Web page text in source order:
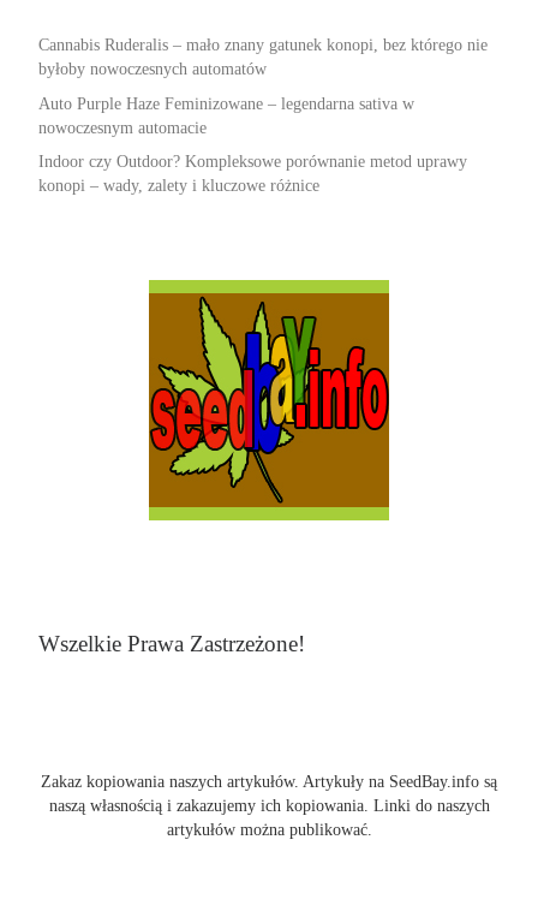
Cannabis Ruderalis – mało znany gatunek konopi, bez którego nie
byłoby nowoczesnych automatów
Auto Purple Haze Feminizowane – legendarna sativa w
nowoczesnym automacie
Indoor czy Outdoor? Kompleksowe porównanie metod uprawy
konopi – wady, zalety i kluczowe różnice
Wszelkie Prawa Zastrzeżone!
Zakaz kopiowania naszych artykułów. Artykuły na SeedBay.info są
naszą własnością i zakazujemy ich kopiowania. Linki do naszych
artykułów można publikować.